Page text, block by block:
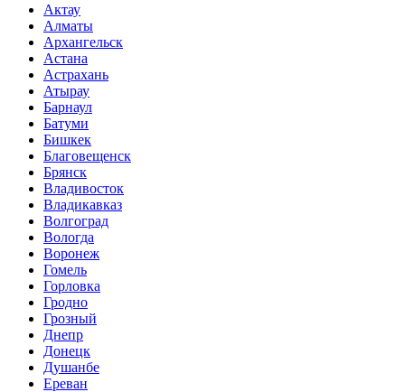
Актау
Алматы
Архангельск
Астана
Астрахань
Атырау
Барнаул
Батуми
Бишкек
Благовещенск
Брянск
Владивосток
Владикавказ
Волгоград
Вологда
Воронеж
Гомель
Горловка
Гродно
Грозный
Днепр
Донецк
Душанбе
Ереван